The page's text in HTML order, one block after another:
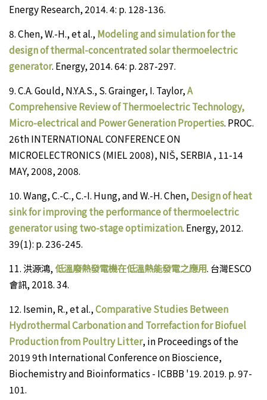
Energy Research, 2014. 4: p. 128-136.
8.Chen, W.-H., et al., Modeling and simulation for the
design of thermal-concentrated solar thermoelectric
generator. Energy, 2014. 64: p. 287-297.
9.C.A. Gould, N.Y.A.S., S. Grainger, I. Taylor,A
Comprehensive Review of Thermoelectric Technology,
Micro-electrical and Power Generation Properties. PROC.
26th INTERNATIONAL CONFERENCE ON
MICROELECTRONICS (MIEL 2008), NIŠ, SERBIA , 11-14
MAY, 2008, 2008.
10.Wang, C.-C., C.-I. Hung, and W.-H. Chen, Design of heat
sink for improving the performance of thermoelectric
generator using two-stage optimization. Energy, 2012.
39(1): p. 236-245.
11.洪源鴻, 低溫廢熱發電機在低溫熱能發電之應用. 台灣ESCO
會訊, 2018. 34.
12. Isemin, R., et al.,Comparative Studies Between
Hydrothermal Carbonation and Torrefaction for Biofuel
Production from Poultry Litter, in Proceedings of the
2019 9th International Conference on Bioscience,
Biochemistry and Bioinformatics - ICBBB '19. 2019. p. 97-
101.